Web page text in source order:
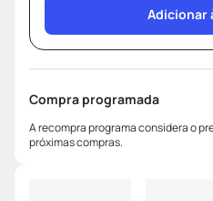
Adicionar
Compra programada
A recompra programa considera o
próximas compras.